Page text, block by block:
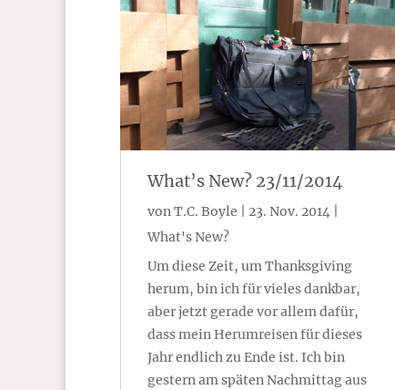
What’s New? 23/11/2014
vonT.C. Boyle 23. Nov. 2014
What's New?
Um diese Zeit, um Thanksgiving
herum, bin ich für vieles dankbar,
aber jetzt gerade vor allem dafür,
dass mein Herumreisen für dieses
Jahr endlich zu Ende ist. Ich bin
gestern am späten Nachmittag aus